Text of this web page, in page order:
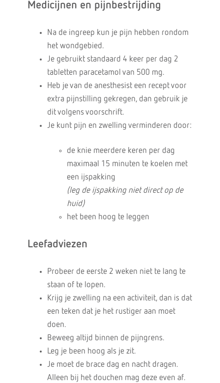
Medicijnen en pijnbestrijding
Na de ingreep kun je pijn hebben rondom
het wondgebied.
Je gebruikt standaard 4 keer per dag 2
tabletten paracetamol van 500 mg.
Heb je van de anesthesist een recept voor
extra pijnstilling gekregen, dan gebruik je
dit volgens voorschrift.
Je kunt pijn en zwelling verminderen door:
de knie meerdere keren per dag
maximaal 15 minuten te koelen met
een ijspakking
(leg de ijspakking niet direct op de
huid)
het been hoog te leggen
Leefadviezen
Probeer de eerste 2 weken niet te lang te
staan of te lopen.
Krijg je zwelling na een activiteit, dan is dat
een teken dat je het rustiger aan moet
doen.
Beweeg altijd binnen de pijngrens.
Leg je been hoog als je zit.
Je moet de brace dag en nacht dragen.
Alleen bij het douchen mag deze even af.